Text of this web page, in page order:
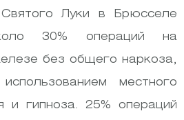
Луки в Брюсселе
30% операций на
без общего наркоза,
местного
и гипноза. 25% операций